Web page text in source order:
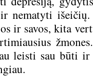
nematyti
ir savos, kita
leisti sau būti